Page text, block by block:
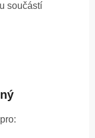
součástí